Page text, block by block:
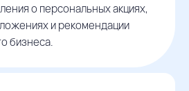
о персональных акциях,
и рекомендации
бизнеса.